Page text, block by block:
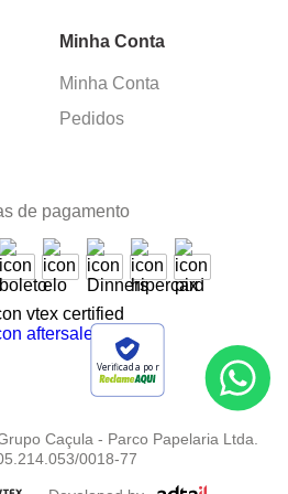
Minha Conta
Minha Conta
Pedidos
de pagamento
Verificada por
Caçula - Parco Papelaria Ltda.
0018-77